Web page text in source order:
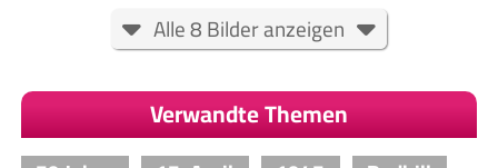
Alle 8 Bilder anzeigen
Verwandte Themen